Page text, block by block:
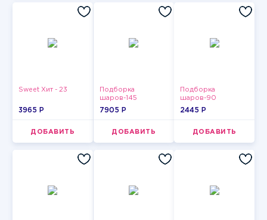
Sweet Хит - 23
3965 P
ДОБАВИТЬ
Подборка
шаров-145
7905 P
ДОБАВИТЬ
Подборка
шаров-90
2445 P
ДОБАВИТЬ